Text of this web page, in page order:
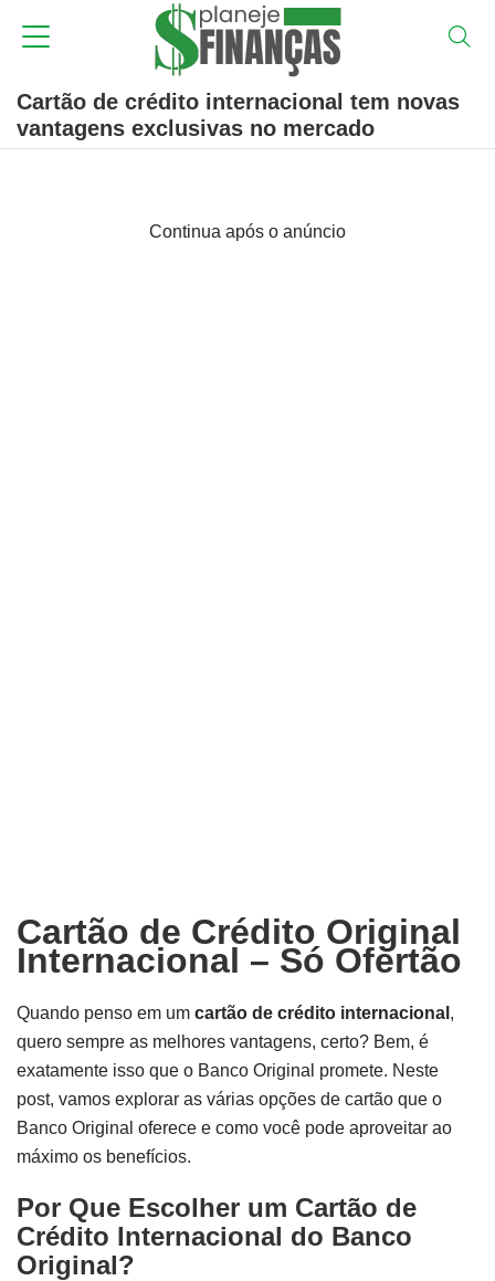
Cartão de crédito internacional tem novas
vantagens exclusivas no mercado
Continua após o anúncio
Cartão de Crédito Original
Internacional – Só Ofertão
Quando penso em um cartão de crédito internacional ,
quero sempre as melhores vantagens, certo? Bem, é
exatamente isso que o Banco Original promete. Neste
post, vamos explorar as várias opções de cartão que o
Banco Original oferece e como você pode aproveitar ao
máximo os benefícios.
Por Que Escolher um Cartão de
Crédito Internacional do Banco
Original?